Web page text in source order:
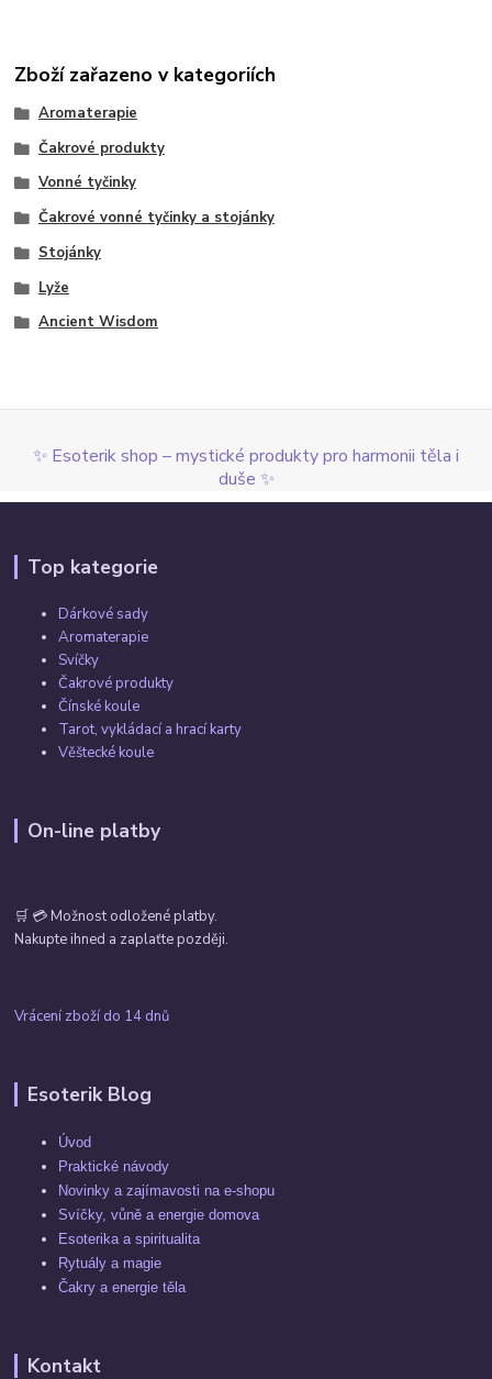
Zboží zařazeno v kategoriích
Aromaterapie
Čakrové produkty
Vonné tyčinky
Čakrové vonné tyčinky a stojánky
Stojánky
Lyže
Ancient Wisdom
✨ Esoterik shop – mystické produkty pro harmonii těla i
duše ✨
Top kategorie
Dárkové sady
Aromaterapie
Svíčky
Čakrové produkty
Čínské koule
Tarot, vykládací a hrací karty
Věštecké koule
On-line platby
🛒 💳 Možnost odložené platby.
Nakupte ihned a zaplaťte později.
Vrácení zboží do 14 dnů
Esoterik Blog
Úvod
Praktické návody
Novinky a zajímavosti na e-shopu
Svíčky, vůně a energie domova
Esoterika a spiritualita
Rytuály a magie
Čakry a energie těla
Kontakt